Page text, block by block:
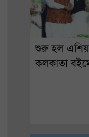
শুরু হল
কলকাতা